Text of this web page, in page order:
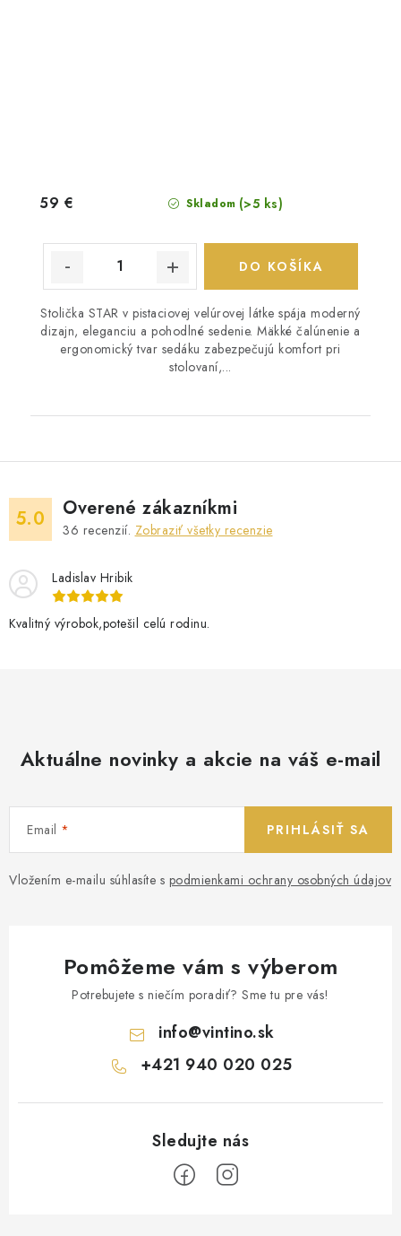
Skladom (>5 ks)
59 €
DO KOŠÍKA
Stolička STAR v pistaciovej velúrovej látke spája moderný
dizajn, eleganciu a pohodlné sedenie. Mäkké čalúnenie a
ergonomický tvar sedáku zabezpečujú komfort pri
stolovaní,...
5.0 Overené zákazníkmi
36 recenzií. Zobraziť všetky recenzie
Ladislav Hribik
Kvalitný výrobok,potešil celú rodinu.
Aktuálne novinky a akcie na váš e-mail
Email
Vložením e-mailu súhlasíte s podmienkami ochrany osobných údajov
PRIHLÁSIŤ SA
Pomôžeme vám s výberom
Potrebujete s niečím poradiť? Sme tu pre vás!
info@vintino.sk
+421 940 020 025